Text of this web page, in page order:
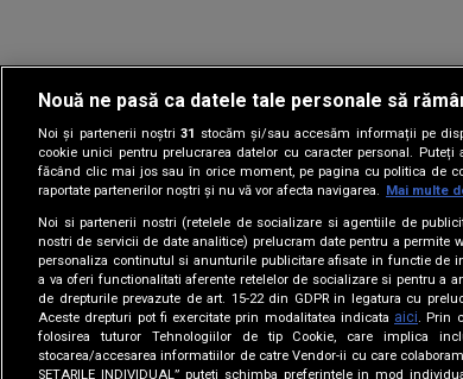
Nouă ne pasă ca datele tale personale să
Noi și partenerii noștri31 stocăm și/sau accesăm informații pe
cookie unici pentru prelucrarea datelor cu caracter personal. Puteți
făcând clic mai jos sau în orice moment, pe pagina cu politica de
raportate partenerilor noștri și nu vă vor afecta navigarea. Mai multe
Noi si partenerii nostri (retelele de socializare si agentiile de
nostri de servicii de date analitice) prelucram date pentru a permite
personaliza continutul si anunturile publicitare afisate in functie de
a va oferi functionalitati aferente retelelor de socializare si pentru a
de drepturile prevazute de art. 15-22 din GDPR in legatura cu
Aceste drepturi pot fi exercitate prin modalitatea indicata aici. Prin
folosirea tuturor Tehnologiilor de tip Cookie, care implica
stocarea/accesarea informatiilor de catre Vendor-ii cu care
SETARILE INDIVIDUAL” puteti schimba preferintele in mod